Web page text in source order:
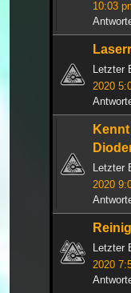
10:03
Letzter
2020
Letzter
2020
Letzter
2020